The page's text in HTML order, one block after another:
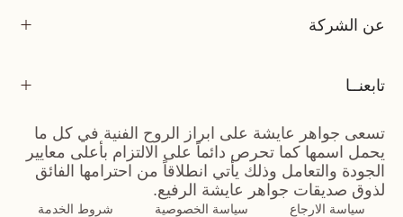
عن الشركة
تابعنــا
تسعى جواهر عايشة على ابراز الروح الفنية في كل ما
يحمل اسمها كما تحرص دائماً على الالتزام بأعلى معايير
الجودة والتعامل وذلك يأتي انطلاقاً من احترامها الفائق
لذوق صديقات جواهر عايشة الرفيع.
سياسة الارجاع سياسة الخصوصية
شروط الخدمة